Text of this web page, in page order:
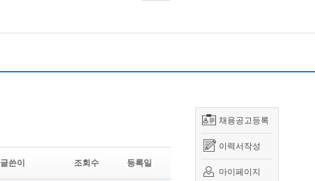
채용공고등록
이력서작성
마이페이지
글쓴이 조회수 등록일